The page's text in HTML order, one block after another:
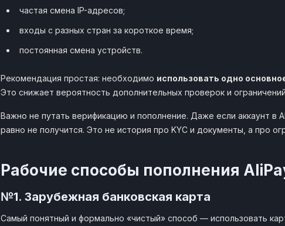
частая смена IP-адресов;
входы с разных стран за короткое время;
постоянная смена устройств.
Рекомендация простая: необходимо использовать одно
Это снижает вероятность дополнительных проверок и
Важно не путать верификацию и пополнение. Даже если аккаунт в
равно не получится. Это не история про KYC и документы, а про
Рабочие способы пополнения
№1. Зарубежная банковская карта
Самый понятный и формально «чистый» способ — использовать